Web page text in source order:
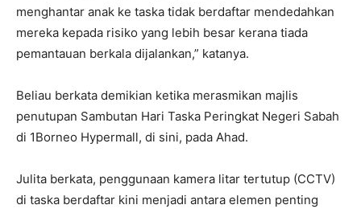
menghantar anak ke taska tidak berdaftar mendedahkan
mereka kepada risiko yang lebih besar kerana tiada
pemantauan berkala dijalankan,” katanya.
Beliau berkata demikian ketika merasmikan majlis
penutupan Sambutan Hari Taska Peringkat Negeri Sabah
di 1Borneo Hypermall, di sini, pada Ahad.
Julita berkata, penggunaan kamera litar tertutup (CCTV)
di taska berdaftar kini menjadi antara elemen penting